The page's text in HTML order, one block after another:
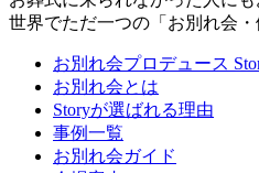
世界でただ一つの「お別れ会・
お別れ会プロデュース
お別れ会とは
Storyが選ばれる理由
事例一覧
お別れ会ガイド